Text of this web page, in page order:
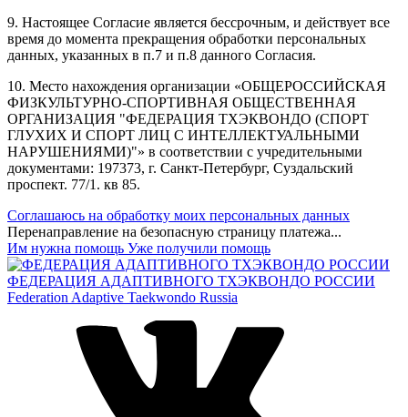
9. Настоящее Согласие является бессрочным, и действует все
время до момента прекращения обработки персональных
данных, указанных в п.7 и п.8 данного Согласия.
10. Место нахождения организации «ОБЩЕРОССИЙСКАЯ
ФИЗКУЛЬТУРНО-СПОРТИВНАЯ ОБЩЕСТВЕННАЯ
ОРГАНИЗАЦИЯ "ФЕДЕРАЦИЯ ТХЭКВОНДО (СПОРТ
ГЛУХИХ И СПОРТ ЛИЦ С ИНТЕЛЛЕКТУАЛЬНЫМИ
НАРУШЕНИЯМИ)"» в соответствии с учредительными
документами: 197373, г. Санкт-Петербург, Суздальский
проспект. 77/1. кв 85.
Соглашаюсь на обработку моих персональных данных
Перенаправление на безопасную страницу платежа...
Им нужна помощь Уже получили помощь
ФЕДЕРАЦИЯ АДАПТИВНОГО ТХЭКВОНДО РОССИИ
Federation Adaptive Taekwondo Russia